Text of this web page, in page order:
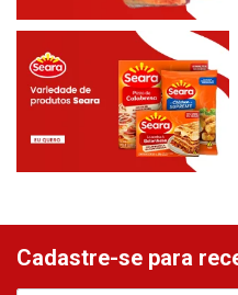
Cadastre-se para